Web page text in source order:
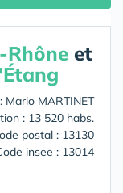
Rhône et
Mario MARTINET
: 13 520 habs.
postal : 13130
insee : 13014